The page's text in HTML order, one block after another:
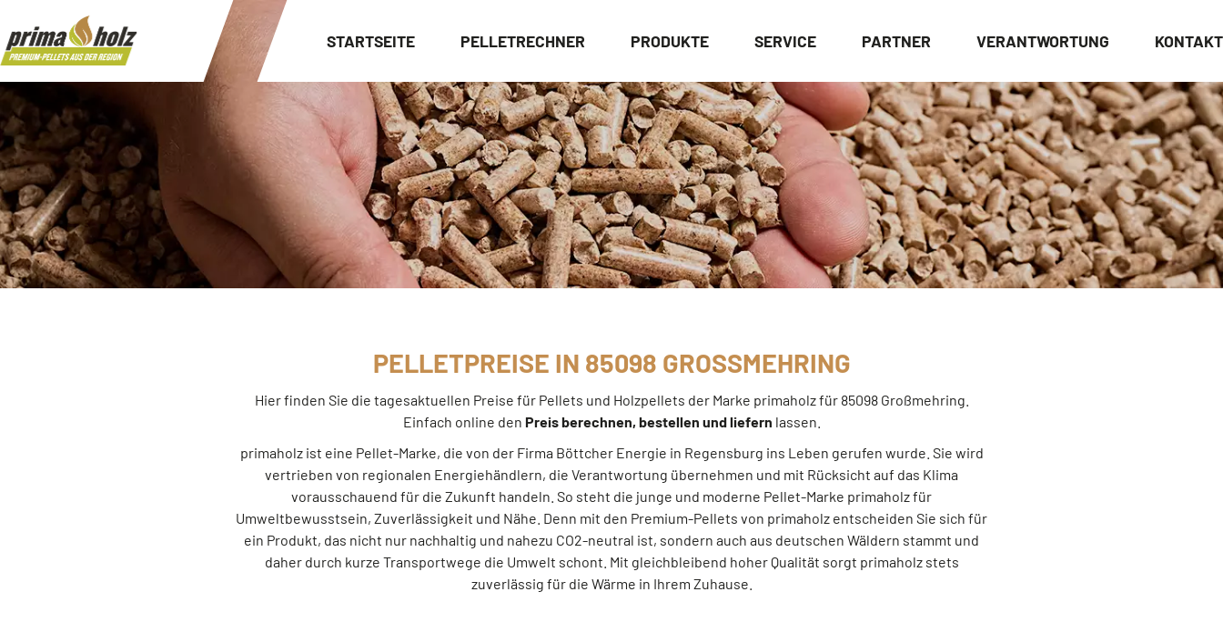
STARTSEITE PELLETRECHNER PRODUKTE SERVICE PARTNER VERANTWORTUNG KONTAKT
PELLETPREISE IN 85098 GROSSMEHRING
Hier finden Sie die tagesaktuellen Preise für Pellets und Holzpellets der Marke primaholz für 85098 Großmehring.
Einfach online den Preis berechnen, bestellen und liefern lassen.
primaholz ist eine Pellet-Marke, die von der Firma Böttcher Energie in Regensburg ins Leben gerufen wurde. Sie wird
vertrieben von regionalen Energiehändlern, die Verantwortung übernehmen und mit Rücksicht auf das Klima
vorausschauend für die Zukunft handeln. So steht die junge und moderne Pellet-Marke primaholz für
Umweltbewusstsein, Zuverlässigkeit und Nähe. Denn mit den Premium-Pellets von primaholz entscheiden Sie sich für
ein Produkt, das nicht nur nachhaltig und nahezu CO2-neutral ist, sondern auch aus deutschen Wäldern stammt und
daher durch kurze Transportwege die Umwelt schont. Mit gleichbleibend hoher Qualität sorgt primaholz stets
zuverlässig für die Wärme in Ihrem Zuhause.